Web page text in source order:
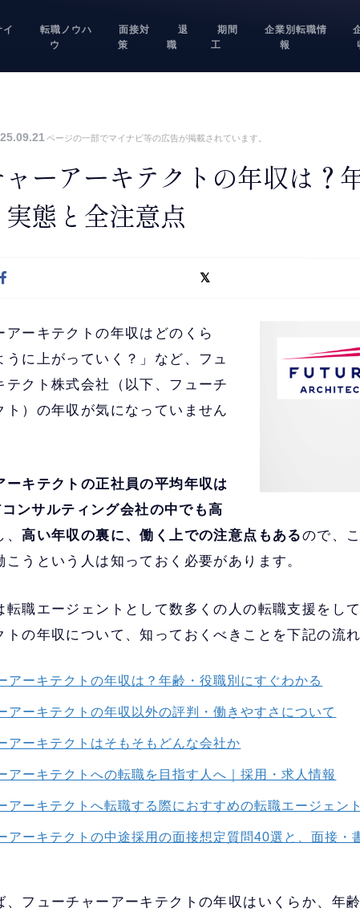
イ
転職ノウハ
ウ
面接対
策
退
職
期間
工
企業別転職情
報
ページの一部でマイナビ等の広告が掲載されています。
ャーアーキテクトの年収は？
態と全注意点
アーキテクトの年収はどのくら
うに上がっていく？」など、フュ
テクト株式会社（以下、フューチ
ト）の年収が気になっていません
ーキテクトの正社員の平均年収は
ンサルティング会社の中でも高
、高い年収の裏に、働く上での注意点もあるので、
こうという人は知っておく必要があります。
転職エージェントとして数多くの人の転職支援をし
トの年収について、知っておくべきことを下記の流れ
アーキテクトの年収は？年齢・役職別にすぐわかる
アーキテクトの年収以外の評判・働きやすさについて
アーキテクトはそもそもどんな会社か
アーキテクトへの転職を目指す人へ｜採用・求人情報
アーキテクトへ転職する際におすすめの転職エージェント
アーキテクトの中途採用の面接想定質問40選と、面接・
、フューチャーアーキテクトの年収はいくらか、年